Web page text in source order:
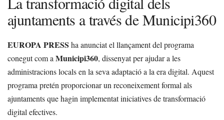
ajuntaments a través de Municipi360
EUROPA PRESS ha anunciat el llançament del programa
conegut com a Municipi360, dissenyat per ajudar a les
administracions locals en la seva adaptació a la era digital. Aquest
programa pretén proporcionar un reconeixement formal als
ajuntaments que hagin implementat iniciatives de transformació
digital efectives.